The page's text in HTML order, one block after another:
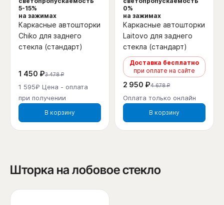
5-15%
на зажимах
Каркасные автошторки
Chiko для заднего
стекла (стандарт)
1 450 ₽3 478 ₽
1 595₽ Цена - оплата
при получении
В корзину
0%
на зажимах
Каркасные автошторки
Laitovo для заднего
стекла (стандарт)
Доставка бесплатно
при оплате на сайте
2 950 ₽4 678 ₽
Оплата только онлайн
В корзину
Шторка на лобовое стекло